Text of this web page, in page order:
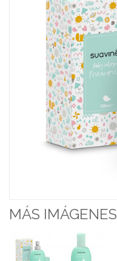
MÁS IMÁGENES